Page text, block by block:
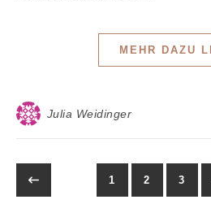
MEHR DAZU
Julia Weidinger
1 2 3